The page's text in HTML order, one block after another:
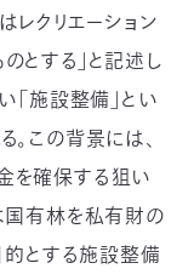
レクリエーション
とする」と記述し
「施設整備」とい
この背景には、
を確保する狙い
国有林を私有財の
的とする施設整備